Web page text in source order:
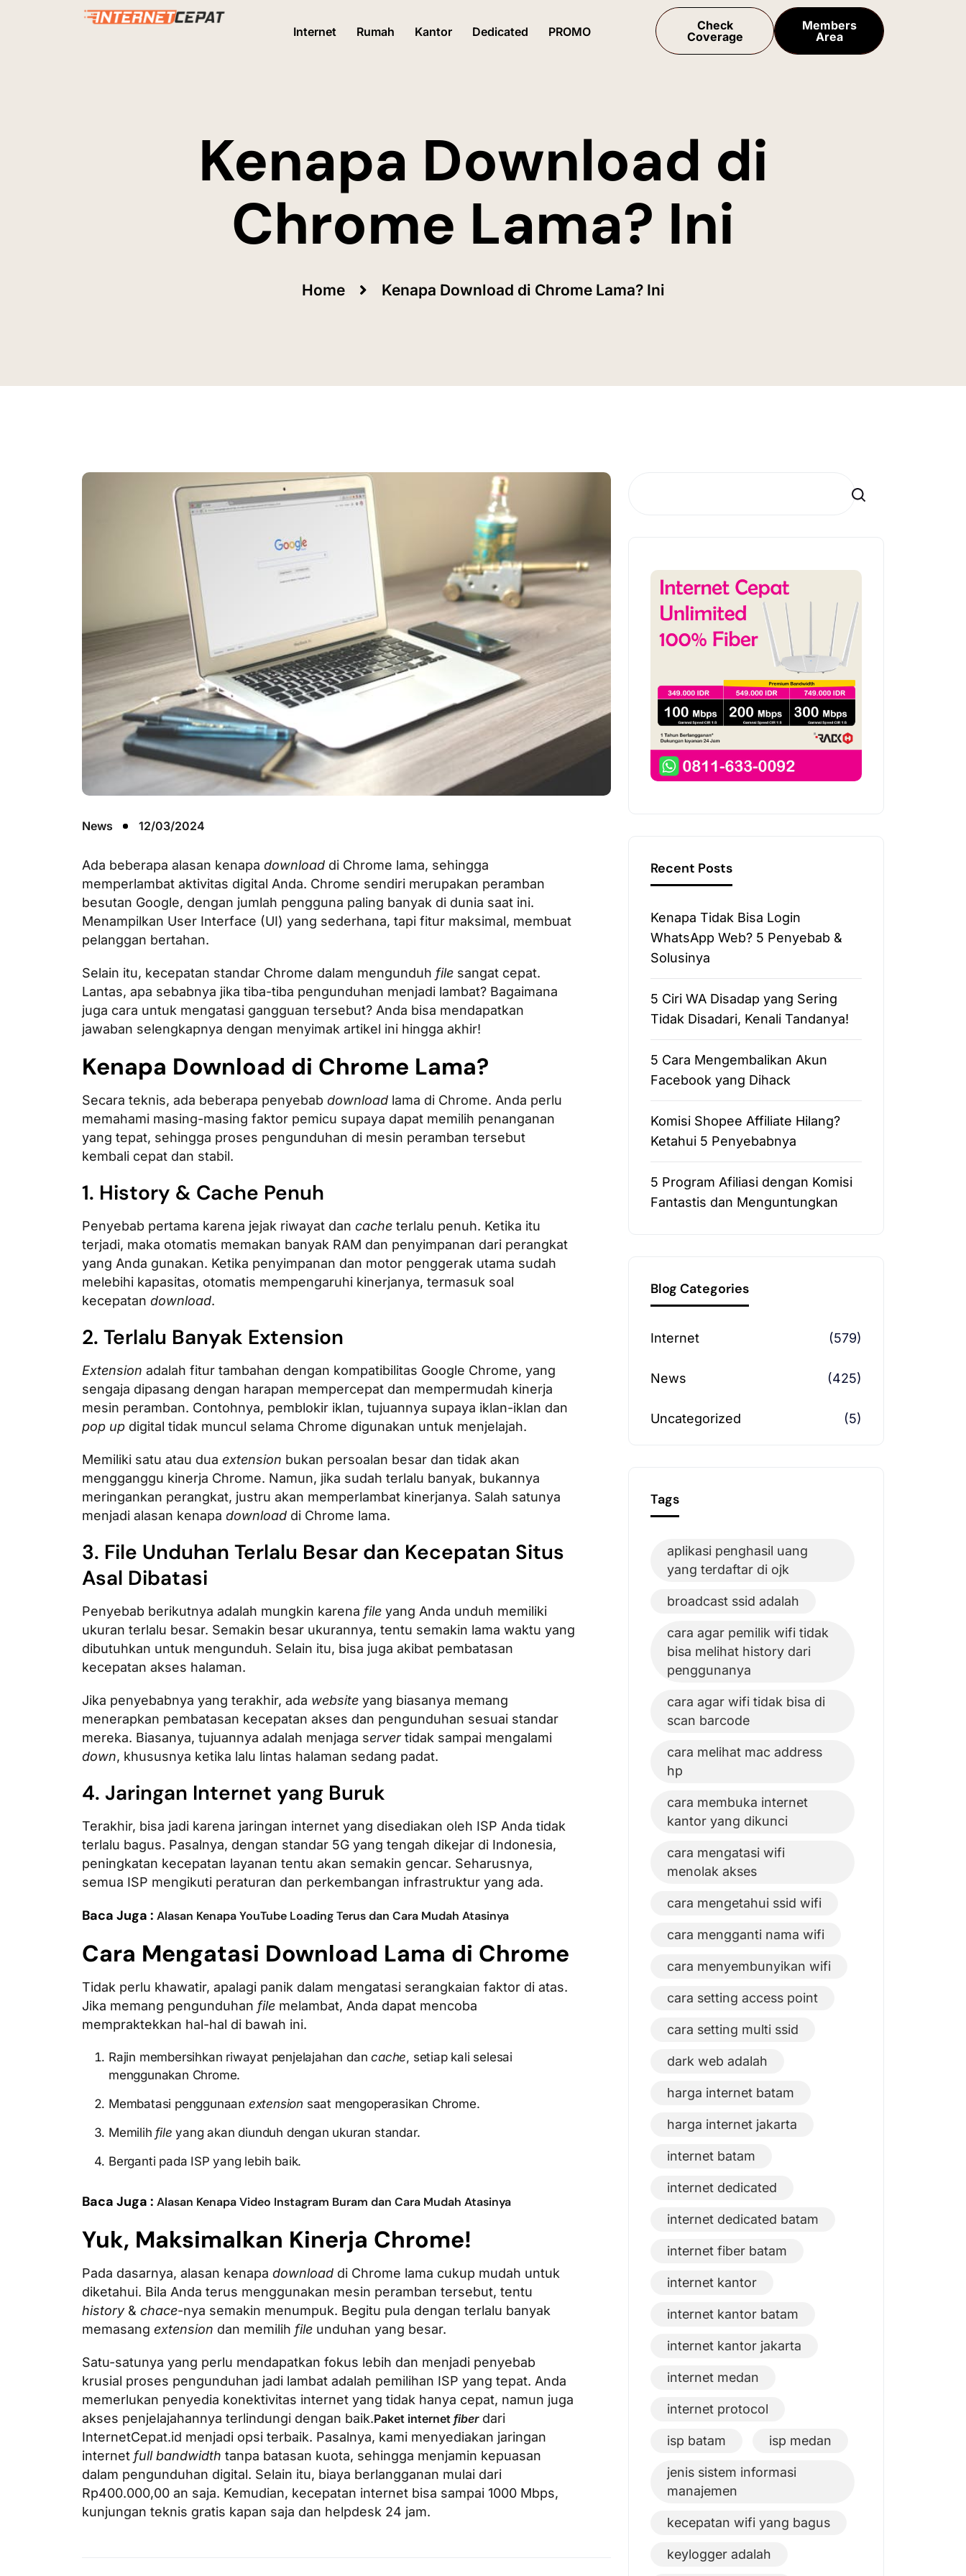
Internet Rumah Kantor Dedicated PROMO
Check
Coverage
Members
Area
Kenapa Download di
Chrome Lama? Ini
Home Kenapa Download di Chrome Lama? Ini
News 12/03/2024
Ada beberapa alasan kenapa download di Chrome lama, sehingga
memperlambat aktivitas digital Anda. Chrome sendiri merupakan peramban
besutan Google, dengan jumlah pengguna paling banyak di dunia saat ini.
Menampilkan User Interface (UI) yang sederhana, tapi fitur maksimal, membuat
pelanggan bertahan.
Selain itu, kecepatan standar Chrome dalam mengunduh file sangat cepat.
Lantas, apa sebabnya jika tiba-tiba pengunduhan menjadi lambat? Bagaimana
juga cara untuk mengatasi gangguan tersebut? Anda bisa mendapatkan
jawaban selengkapnya dengan menyimak artikel ini hingga akhir!
Kenapa Download di Chrome Lama?
Secara teknis, ada beberapa penyebab download lama di Chrome. Anda perlu
memahami masing-masing faktor pemicu supaya dapat memilih penanganan
yang tepat, sehingga proses pengunduhan di mesin peramban tersebut
kembali cepat dan stabil.
1. History & Cache Penuh
Penyebab pertama karena jejak riwayat dan cache terlalu penuh. Ketika itu
terjadi, maka otomatis memakan banyak RAM dan penyimpanan dari perangkat
yang Anda gunakan. Ketika penyimpanan dan motor penggerak utama sudah
melebihi kapasitas, otomatis mempengaruhi kinerjanya, termasuk soal
kecepatan download.
2. Terlalu Banyak Extension
Extension adalah fitur tambahan dengan kompatibilitas Google Chrome, yang
sengaja dipasang dengan harapan mempercepat dan mempermudah kinerja
mesin peramban. Contohnya, pemblokir iklan, tujuannya supaya iklan-iklan dan
pop up digital tidak muncul selama Chrome digunakan untuk menjelajah.
Memiliki satu atau dua extension bukan persoalan besar dan tidak akan
mengganggu kinerja Chrome. Namun, jika sudah terlalu banyak, bukannya
meringankan perangkat, justru akan memperlambat kinerjanya. Salah satunya
menjadi alasan kenapa download di Chrome lama.
3. File Unduhan Terlalu Besar dan Kecepatan Situs
Asal Dibatasi
Penyebab berikutnya adalah mungkin karena file yang Anda unduh memiliki
ukuran terlalu besar. Semakin besar ukurannya, tentu semakin lama waktu yang
dibutuhkan untuk mengunduh. Selain itu, bisa juga akibat pembatasan
kecepatan akses halaman.
Jika penyebabnya yang terakhir, ada website yang biasanya memang
menerapkan pembatasan kecepatan akses dan pengunduhan sesuai standar
mereka. Biasanya, tujuannya adalah menjaga servertidak sampai mengalami
down, khususnya ketika lalu lintas halaman sedang padat.
4. Jaringan Internet yang Buruk
Terakhir, bisa jadi karena jaringan internet yang disediakan oleh ISP Anda tidak
terlalu bagus. Pasalnya, dengan standar 5G yang tengah dikejar di Indonesia,
peningkatan kecepatan layanan tentu akan semakin gencar. Seharusnya,
semua ISP mengikuti peraturan dan perkembangan infrastruktur yang ada.
Baca Juga : Alasan Kenapa YouTube Loading Terus dan Cara Mudah Atasinya
Cara Mengatasi Download Lama di Chrome
Tidak perlu khawatir, apalagi panik dalam mengatasi serangkaian faktor di atas.
Jika memang pengunduhan file melambat, Anda dapat mencoba
mempraktekkan hal-hal di bawah ini.
Rajin membersihkan riwayat penjelajahan dancache, setiap kali selesai
menggunakan Chrome.
Membatasi penggunaan extension saat mengoperasikan Chrome.
Memilihfileyang akan diunduh dengan ukuran standar.
Berganti pada ISP yang lebih baik.
Baca Juga : Alasan Kenapa Video Instagram Buram dan Cara Mudah Atasinya
Yuk, Maksimalkan Kinerja Chrome!
Pada dasarnya, alasan kenapa download di Chrome lama cukup mudah untuk
diketahui. Bila Anda terus menggunakan mesin peramban tersebut, tentu
history & chace-nya semakin menumpuk. Begitu pula dengan terlalu banyak
memasang extension dan memilih file unduhan yang besar.
Satu-satunya yang perlu mendapatkan fokus lebih dan menjadi penyebab
krusial proses pengunduhan jadi lambat adalah pemilihan ISP yang tepat. Anda
memerlukan penyedia konektivitas internet yang tidak hanya cepat, namun juga
akses penjelajahannya terlindungi dengan baik.Paket internet fiber dari
InternetCepat.id menjadi opsi terbaik. Pasalnya, kami menyediakan jaringan
internet full bandwidth tanpa batasan kuota, sehingga menjamin kepuasan
dalam pengunduhan digital. Selain itu, biaya berlangganan mulai dari
Rp400.000,00 an saja. Kemudian, kecepatan internet bisa sampai 1000 Mbps,
kunjungan teknis gratis kapan saja dan helpdesk 24 jam.
Search
Recent Posts
Kenapa Tidak Bisa Login
WhatsApp Web? 5 Penyebab &
Solusinya
5 Ciri WA Disadap yang Sering
Tidak Disadari, Kenali Tandanya!
5 Cara Mengembalikan Akun
Facebook yang Dihack
Komisi Shopee Affiliate Hilang?
Ketahui 5 Penyebabnya
5 Program Afiliasi dengan Komisi
Fantastis dan Menguntungkan
Blog Categories
Internet (579)
News (425)
Uncategorized (5)
Tags
aplikasi penghasil uang
yang terdaftar di ojk
broadcast ssid adalah
cara agar pemilik wifi tidak
bisa melihat history dari
penggunanya
cara agar wifi tidak bisa di
scan barcode
cara melihat mac address
hp
cara membuka internet
kantor yang dikunci
cara mengatasi wifi
menolak akses
cara mengetahui ssid wifi
cara mengganti nama wifi
cara menyembunyikan wifi
cara setting access point
cara setting multi ssid
dark web adalah
harga internet batam
harga internet jakarta
internet batam
internet dedicated
internet dedicated batam
internet fiber batam
internet kantor
internet kantor batam
internet kantor jakarta
internet medan
internet protocol
isp batam isp medan
jenis sistem informasi
manajemen
kecepatan wifi yang bagus
keylogger adalah